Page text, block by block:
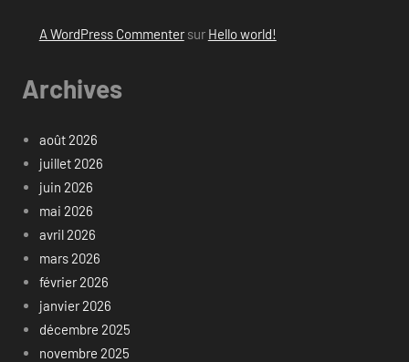
A WordPress Commentersur Hello world!
Archives
août 2026
juillet 2026
juin 2026
mai 2026
avril 2026
mars 2026
février 2026
janvier 2026
décembre 2025
novembre 2025